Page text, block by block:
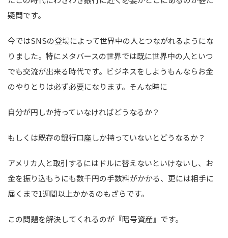
疑問です。
今ではSNSの登場によって世界中の人とつながれるようにな
りました。特にメタバースの世界では既に世界中の人といつ
でも交流が出来る時代です。ビジネスをしようもんならお金
のやりとりは必ず必要になります。そんな時に
自分が円しか持っていなければどうなるか？
もしくは既存の銀行口座しか持っていないとどうなるか？
アメリカ人と取引するにはドルに替えないといけないし、お
金を振り込もうにも数千円の手数料がかかる、更には相手に
届くまで1週間以上かかるのもざらです。
この問題を解決してくれるのが『暗号資産』です。